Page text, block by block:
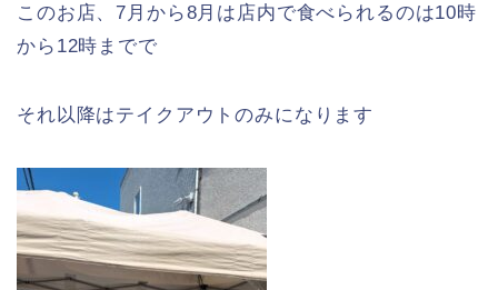
このお店、7月から8月は店内で食べられるのは10時
から12時までで
それ以降はテイクアウトのみになります